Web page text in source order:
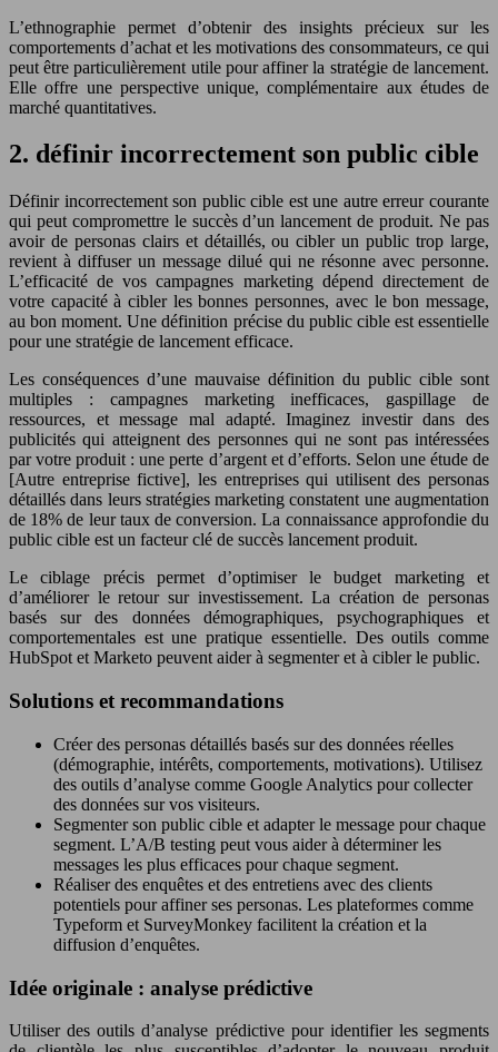
L’ethnographie permet d’obtenir des insights précieux sur les
comportements d’achat et les motivations des consommateurs, ce qui
peut être particulièrement utile pour affiner la stratégie de lancement.
Elle offre une perspective unique, complémentaire aux études de
marché quantitatives.
2. définir incorrectement son public cible
Définir incorrectement son public cible est une autre erreur courante
qui peut compromettre le succès d’un lancement de produit. Ne pas
avoir de personas clairs et détaillés, ou cibler un public trop large,
revient à diffuser un message dilué qui ne résonne avec personne.
L’efficacité de vos campagnes marketing dépend directement de
votre capacité à cibler les bonnes personnes, avec le bon message,
au bon moment. Une définition précise du public cible est essentielle
pour une stratégie de lancement efficace.
Les conséquences d’une mauvaise définition du public cible sont
multiples : campagnes marketing inefficaces, gaspillage de
ressources, et message mal adapté. Imaginez investir dans des
publicités qui atteignent des personnes qui ne sont pas intéressées
par votre produit : une perte d’argent et d’efforts. Selon une étude de
[Autre entreprise fictive], les entreprises qui utilisent des personas
détaillés dans leurs stratégies marketing constatent une augmentation
de 18% de leur taux de conversion. La connaissance approfondie du
public cible est un facteur clé de succès lancement produit.
Le ciblage précis permet d’optimiser le budget marketing et
d’améliorer le retour sur investissement. La création de personas
basés sur des données démographiques, psychographiques et
comportementales est une pratique essentielle. Des outils comme
HubSpot et Marketo peuvent aider à segmenter et à cibler le public.
Solutions et recommandations
Créer des personas détaillés basés sur des données réelles
(démographie, intérêts, comportements, motivations). Utilisez
des outils d’analyse comme Google Analytics pour collecter
des données sur vos visiteurs.
Segmenter son public cible et adapter le message pour chaque
segment. L’A/B testing peut vous aider à déterminer les
messages les plus efficaces pour chaque segment.
Réaliser des enquêtes et des entretiens avec des clients
potentiels pour affiner ses personas. Les plateformes comme
Typeform et SurveyMonkey facilitent la création et la
diffusion d’enquêtes.
Idée originale : analyse prédictive
Utiliser des outils d’analyse prédictive pour identifier les segments